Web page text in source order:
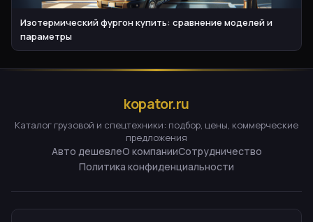
Изотермический фургон купить: сравнение моделей и
параметры
kopator.ru
Каталог грузовой и спецтехники: подбор, цены, коммерческие
предложения
Авто дешевлеО компанииСотрудничество
Политика конфиденциальности